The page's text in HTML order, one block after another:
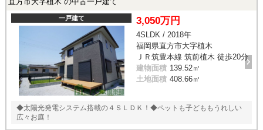
一戸建て 3,050万円
4SLDK / 2018年
福岡県直方市大字植木
ＪＲ筑豊本線 筑前植木 徒歩20分
建物面積 139.52㎡
土地面積 408.66㎡
◆太陽光発電システム搭載の４ＳＬＤＫ！◆ペットも子どももうれしい
広々お庭！